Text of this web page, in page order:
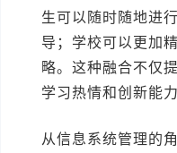
生可以随时随地进
导；学校可以更加
略。这种融合不仅
学习热情和创新能力
从信息系统管理的